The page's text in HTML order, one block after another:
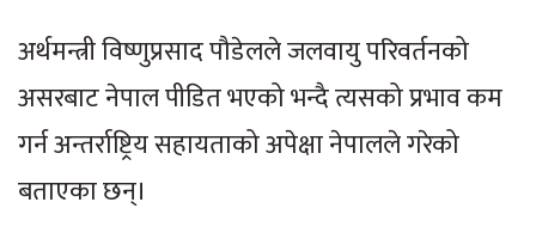
अर्थमन्त्री विष्णुप्रसाद पौडेलले जलवायु परिवर्तनको
असरबाट नेपाल पीडित भएको भन्दै त्यसको प्रभाव कम
गर्न अन्तर्राष्ट्रिय सहायताको अपेक्षा नेपालले गरेको
बताएका छन्।